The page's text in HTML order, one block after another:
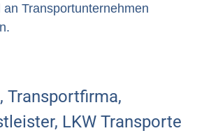
an Transportunternehmen
Transportfirma,
LKW Transporte